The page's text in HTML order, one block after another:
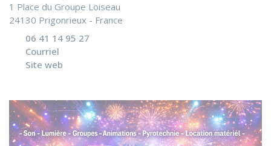
1 Place du Groupe Loiseau
24130 Prigonrieux - France
06 41 14 95 27
Courriel
Site web